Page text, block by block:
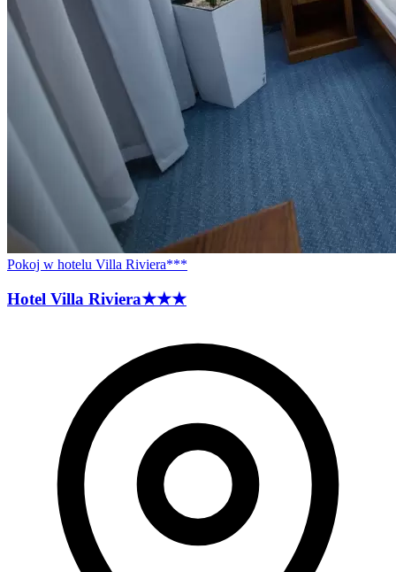
Pokoj w hotelu Villa Riviera***
Hotel Villa Riviera★★★